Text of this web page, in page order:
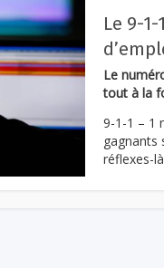
Le 9-
Le
tout à la
9-1-1 – 1
gagnants
réflexes-là